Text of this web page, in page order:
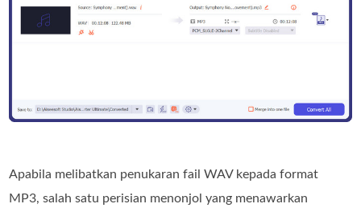
Apabila melibatkan penukaran fail WAV kepada format
MP3, salah satu perisian menonjol yang menawarkan